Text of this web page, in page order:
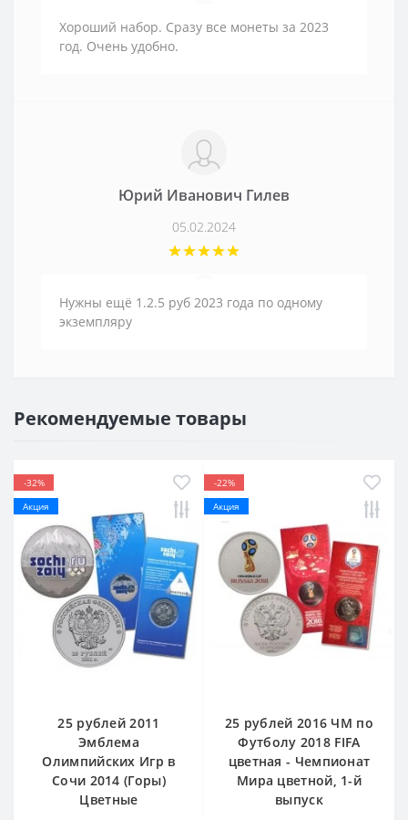
Хороший набор. Сразу все монеты за 2023
год. Очень удобно.
Юрий Иванович Гилев
05.02.2024
Нужны ещё 1.2.5 руб 2023 года по одному
экземпляру
Рекомендуемые товары
-32%
Акция
25 рублей 2011
Эмблема
Олимпийских Игр в
Сочи 2014 (Горы)
Цветные
-22%
Акция
25 рублей 2016 ЧМ по
Футболу 2018 FIFA
цветная - Чемпионат
Мира цветной, 1-й
выпуск